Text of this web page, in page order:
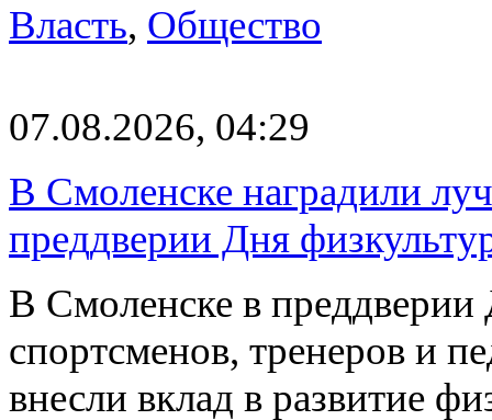
Власть, Общество
07.08.2026, 04:29
В Смоленске наградили
преддверии Дня
В Смоленске в преддверии
спортсменов, тренеров и
внесли вклад в развитие